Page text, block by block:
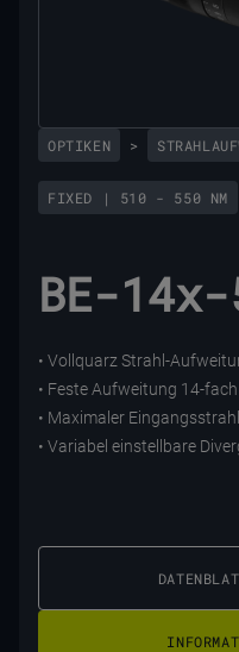
OPTIKEN >
FIXED | 510 - 550 NM
BE-
• Vollquarz Strahl-
• Feste Aufweitung 14-fach
• Maximaler
• Variabel einstellbare